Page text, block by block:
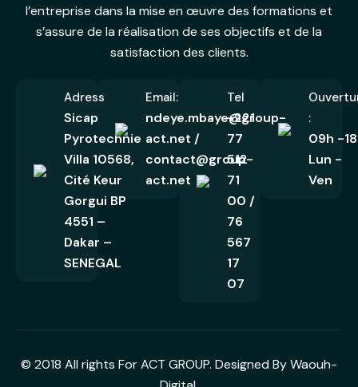
l’entreprise dans la mise en œuvre des formations et
s’assure de la réalisation de ses objectifs et de la
satisfaction des clients.
Adress
Sicap
Pyrotechnie
Villa 10568,
Cité Keur
Gorgui BP
4551 –
Dakar –
SENEGAL
Email:
ndeye.mbaye@group-
act.net /
contact@group-
act.net
Tel
+221
77
512
71
00 /
76
567
17
07
:
09h -
Lun -
Ven
© 2018 All rights For ACT GROUP. Designed ByWaouh-